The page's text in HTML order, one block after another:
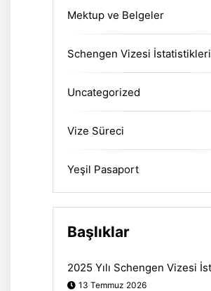
Mektup ve Belgeler
Schengen Vizesi İstatistikleri
Uncategorized
Vize Süreci
Yeşil Pasaport
Başlıklar
13 Temmuz 2026